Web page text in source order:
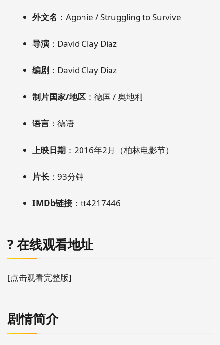
外文名 ：Agonie / Struggling to Survive
导演 ：David Clay Diaz
编剧 ：David Clay Diaz
制片国家/地区 ：德国 / 奥地利
语言 ：德语
上映日期 ：2016年2月（柏林电影节）
片长 ：93分钟
IMDb链接 ：tt4217446
?️ 在线观看地址
[点击观看完整版]
剧情简介